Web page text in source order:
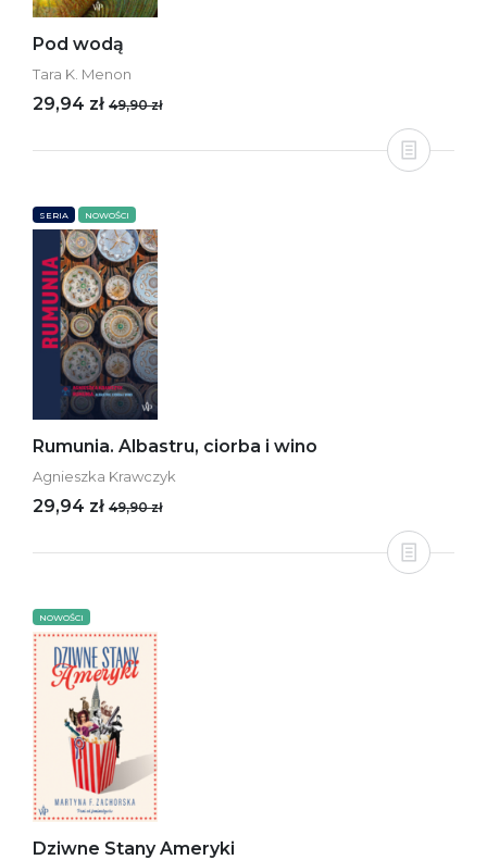
Pod wodą
Tara K. Menon
29,94 zł 49,90 zł
SERIA NOWOŚCI
Rumunia. Albastru, ciorba i wino
Agnieszka Krawczyk
29,94 zł 49,90 zł
NOWOŚCI
Dziwne Stany Ameryki